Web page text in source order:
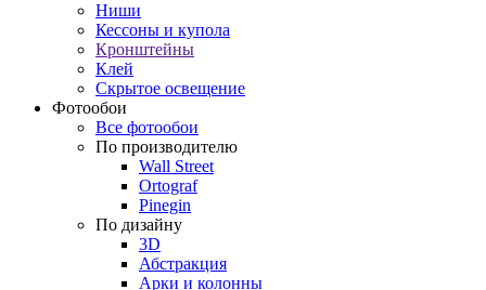
Ниши
Кессоны и купола
Кронштейны
Клей
Скрытое освещение
Фотообои
Все фотообои
По производителю
Wall Street
Ortograf
Pinegin
По дизайну
3D
Абстракция
Арки и колонны